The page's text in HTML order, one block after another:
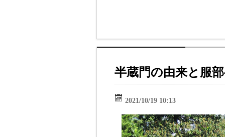
半蔵門の由来と服
2021/10/19 10:13